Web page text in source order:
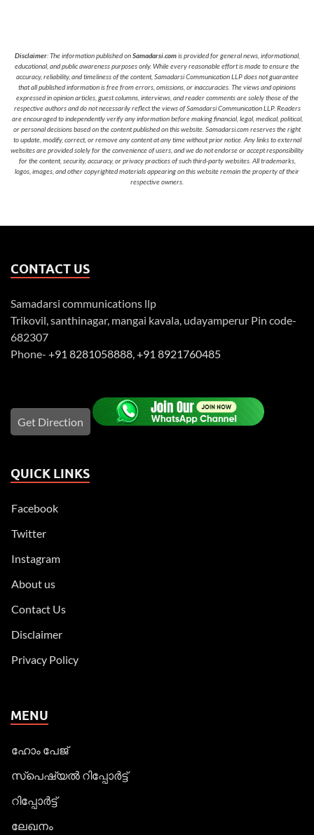
Disclaimer: The information published onSamadarsi.comis provided for general news, informational,
educational, and public awareness purposes only. While every reasonable effort is made to ensure the
accuracy, reliability, and timeliness of the content, Samadarsi Communication LLP does not guarantee
that all published information is free from errors, omissions, or inaccuracies. The views and opinions
expressed in opinion articles, guest columns, interviews, and reader comments are solely those of the
respective authors and do not necessarily reflect the views of Samadarsi Communication LLP. Readers
are encouraged to independently verify any information before making financial, legal, medical, political,
or personal decisions based on the content published on this website. Samadarsi.com reserves the right
to update, modify, correct, or remove any content at any time without prior notice. Any links to external
websites are provided solely for the convenience of users, and we do not endorse or accept responsibility
for the content, security, accuracy, or privacy practices of such third-party websites. All trademarks,
logos, images, and other copyrighted materials appearing on this website remain the property of their
respective owners.
CONTACT US
Samadarsi communications llp
Trikovil, santhinagar, mangai kavala, udayamperur Pin code-
682307
Phone- +91 8281058888,+91 8921760485
Get Direction
QUICK LINKS
Facebook
Twitter
Instagram
About us
Contact Us
Disclaimer
Privacy Policy
MENU
ഹോം പേജ്
സ്പെഷ്യൽ റിപ്പോര്‍ട്ട്
റിപ്പോര്‍ട്ട്
ലേഖനം